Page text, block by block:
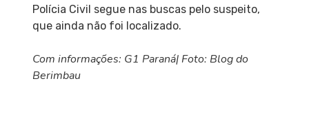
Polícia Civil segue nas buscas pelo suspeito,
que ainda não foi localizado.
Com informações: G1 Paraná| Foto: Blog do
Berimbau